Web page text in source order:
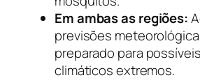
Em ambas as regiões:
previsões
preparado para
climáticos extremos.